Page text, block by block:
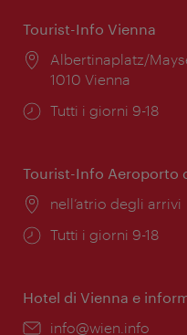
Tourist-Info Vienna
Posizione:
Albertinaplatz/
1010 Vienna
Orari
Tutti i giorni 9-18
Tourist-Info Aeroporto
Posizione:
nell’atrio degli arrivi
Orari
Tutti i giorni 9-18
Hotel di Vienna e
Email:
info@wien.info